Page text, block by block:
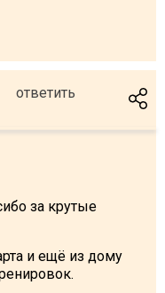
ответить
за крутые
и ещё из дому